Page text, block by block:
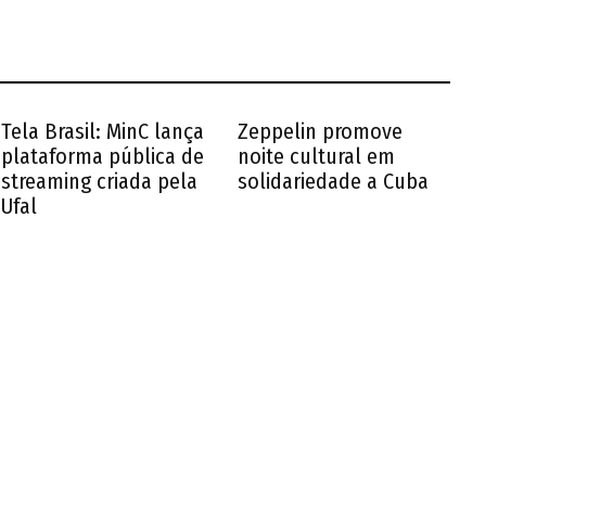
Tela Brasil: MinC lança
plataforma pública de
streaming criada pela
Ufal
Zeppelin promove
noite cultural em
solidariedade a Cuba